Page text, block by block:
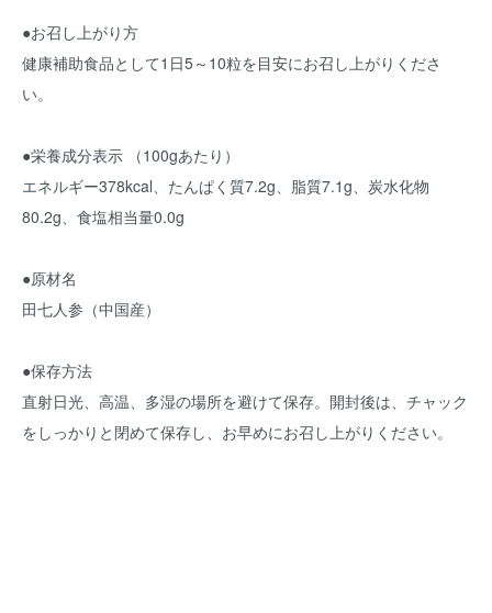
●お召し上がり方
健康補助食品として1日5～10粒を目安にお召し上がりくださ
い。
●栄養成分表示 （100gあたり）
エネルギー378kcal、たんぱく質7.2g、脂質7.1g、炭水化物
80.2g、食塩相当量0.0g
●原材名
田七人参（中国産）
●保存方法
直射日光、高温、多湿の場所を避けて保存。開封後は、チャック
をしっかりと閉めて保存し、お早めにお召し上がりください。